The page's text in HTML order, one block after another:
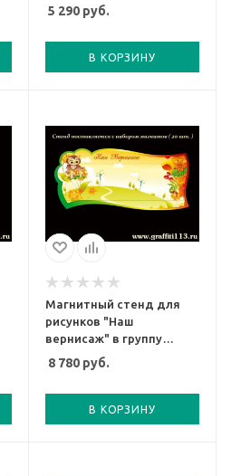
5 290руб.
В КОРЗИНУ
Магнитный стенд для
рисунков "Наш
вернисаж" в группу
Совята, арт. ГС-725
8 780руб.
В КОРЗИНУ